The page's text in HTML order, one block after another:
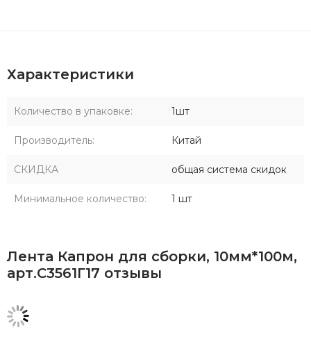
Характеристики
Количество в упаковке: 1шт
Производитель: Китай
СКИДКА общая система скидок
Минимальное количество: 1 шт
Лента Капрон для сборки, 10мм*100м,
арт.С3561Г17 отзывы